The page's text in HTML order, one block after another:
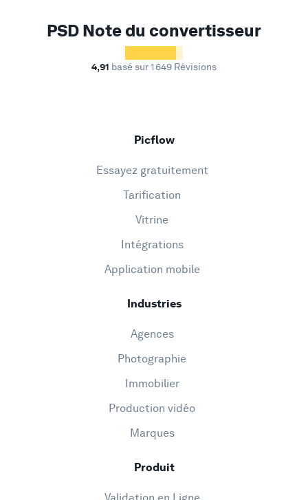
PSD Note du convertisseur
4,91 basé sur 1 649 Révisions
Picflow
Essayez gratuitement
Tarification
Vitrine
Intégrations
Application mobile
Industries
Agences
Photographie
Immobilier
Production vidéo
Marques
Produit